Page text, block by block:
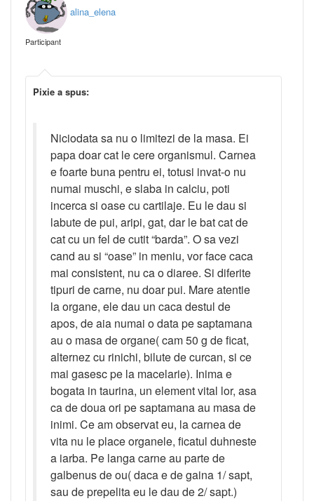
alina_elena
Participant
Pixie a spus:
Niciodata sa nu o limitezi de la masa. Ei
papa doar cat le cere organismul. Carnea
e foarte buna pentru ei, totusi invat-o nu
numai muschi, e slaba in calciu, poti
incerca si oase cu cartilaje. Eu le dau si
labute de pui, aripi, gat, dar le bat cat de
cat cu un fel de cutit “barda”. O sa vezi
cand au si “oase” in meniu, vor face caca
mai consistent, nu ca o diaree. Si diferite
tipuri de carne, nu doar pui. Mare atentie
la organe, ele dau un caca destul de
apos, de aia numai o data pe saptamana
au o masa de organe( cam 50 g de ficat,
alternez cu rinichi, bilute de curcan, si ce
mai gasesc pe la macelarie). Inima e
bogata in taurina, un element vital lor, asa
ca de doua ori pe saptamana au masa de
inimi. Ce am observat eu, la carnea de
vita nu le place organele, ficatul duhneste
a iarba. Pe langa carne au parte de
galbenus de ou( daca e de gaina 1/ sapt,
sau de prepelita eu le dau de 2/ sapt.)